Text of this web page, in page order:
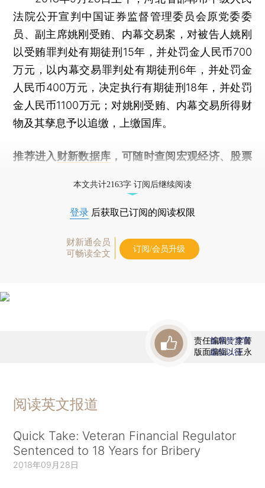
法院公开宣判中国证券监督管理委员会原党委委
员、副主席姚刚受贿、内幕交易案，对被告人姚刚
以受贿罪判处有期徒刑15年，并处罚金人民币700
万元，以内幕交易罪判处有期徒刑6年，并处罚金
人民币400万元，决定执行有期徒刑18年，并处罚
金人民币1100万元；对姚刚受贿、内幕交易所得财
物及其孳息予以追缴，上缴国库。
推荐进入 财新数据库 ，可随时查阅宏观经济、股票
本文共计2163字 订阅后继续阅读
登录 后获取已订阅的阅读权限
财新通会员
可畅读全文
订阅/会员升级
责任编辑：李箐
版面编辑：王永
首席赞赏官
虚位以待
阅读英文报道
Quick Take: Veteran Financial Regulator
Sentenced to 18 Years for Bribery
2018年09月28日